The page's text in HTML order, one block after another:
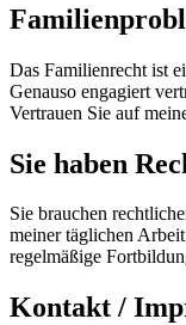
Das Familienrecht ist
Genauso engagiert
Vertrauen Sie auf
Sie haben
Sie brauchen
meiner täglichen
regelmäßige
Kontakt /